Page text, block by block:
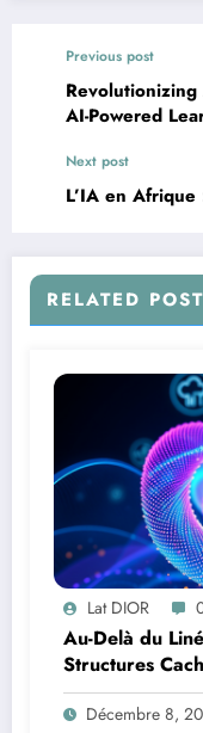
Previous post
AI-Powered
Next post
L’IA en
RELATED
Lat DIOR
Au-Delà du
Structures
l’Analyse en
Noyau
Décembre 8,